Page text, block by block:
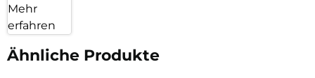
Mehr
erfahren
Ähnliche Produkte